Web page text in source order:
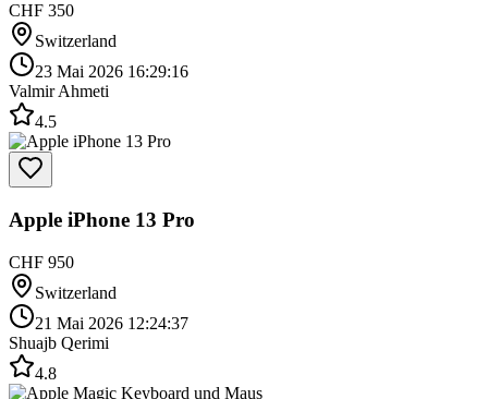
CHF 350
Switzerland
23 Mai 2026 16:29:16
Valmir Ahmeti
4.5
Apple iPhone 13 Pro
CHF 950
Switzerland
21 Mai 2026 12:24:37
Shuajb Qerimi
4.8